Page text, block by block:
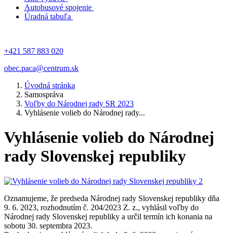
Autobusové spojenie
Úradná tabuľa
+421 587 883 020
obec.paca@centrum.sk
Úvodná stránka
Samospráva
Voľby do Národnej rady SR 2023
Vyhlásenie volieb do Národnej rady...
Vyhlásenie volieb do Národnej
rady Slovenskej republiky
Oznamujeme, že predseda Národnej rady Slovenskej republiky dňa
9. 6. 2023, rozhodnutím č. 204/2023 Z. z., vyhlásil voľby do
Národnej rady Slovenskej republiky a určil termín ich konania na
sobotu 30. septembra 2023.